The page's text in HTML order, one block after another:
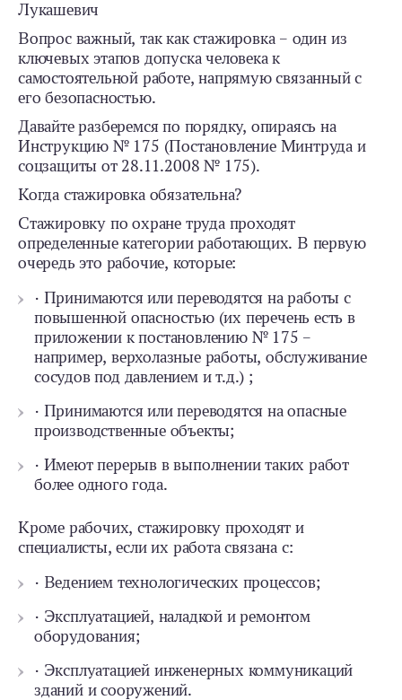
Лукашевич
Вопрос важный, так как стажировка – один из
ключевых этапов допуска человека к
самостоятельной работе, напрямую связанный с
его безопасностью.
Давайте разберемся по порядку, опираясь на
Инструкцию № 175 (Постановление Минтруда и
соцзащиты от 28.11.2008 № 175).
Когда стажировка обязательна?
Стажировку по охране труда проходят
определенные категории работающих. В первую
очередь это рабочие, которые:
· Принимаются или переводятся на работы с
повышенной опасностью (их перечень есть в
приложении к постановлению № 175 –
например, верхолазные работы, обслуживание
сосудов под давлением и т.д.) ;
· Принимаются или переводятся на опасные
производственные объекты;
· Имеют перерыв в выполнении таких работ
более одного года.
Кроме рабочих, стажировку проходят и
специалисты, если их работа связана с:
· Ведением технологических процессов;
· Эксплуатацией, наладкой и ремонтом
оборудования;
· Эксплуатацией инженерных коммуникаций
зданий и сооружений.